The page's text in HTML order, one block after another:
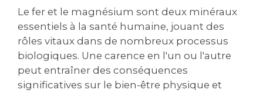
Le fer et le magnésium sont deux minéraux
essentiels à la santé humaine‚ jouant des
rôles vitaux dans de nombreux processus
biologiques. Une carence en l'un ou l'autre
peut entraîner des conséquences
significatives sur le bien-être physique et